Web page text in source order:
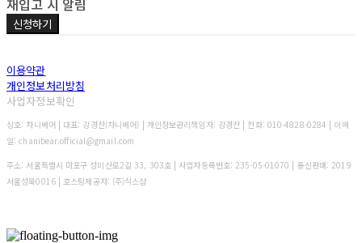
재입고 시 알림
신청하기
이용약관
개인정보처리방침
사업자정보확인
상호: 차니베어 | 대표: 강경찬(차니베어) | 개인정보관리책임자: 강경찬 | 전화: 010-4828-0284 | 이메
일: chanibear.official@gmail.com
주소: 서울특별시 마포구 성미산로2길 33, 303호 | 사업자등록번호:235-05-01070 | 통신판매:2019
서울성북0016| 호스팅제공자: (주)식스샵